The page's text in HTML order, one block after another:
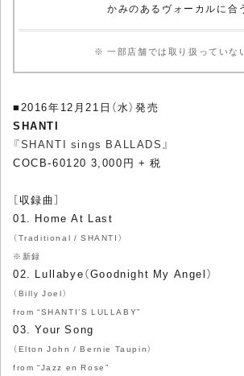
かみのあるヴォーカルに
※ 一部店舗では取り扱っていな
■2016年12月21日（水）発売
SHANTI
『SHANTI sings BALLADS』
COCB-60120 3,000円 + 税
［収録曲］
01. Home At Last
（Traditional / SHANTI）
※新録
02. Lullabye（Goodnight My Angel）
（Billy Joel）
from “SHANTI’S LULLABY”
03. Your Song
（Elton John / Bernie Taupin）
from “Jazz en Rose”